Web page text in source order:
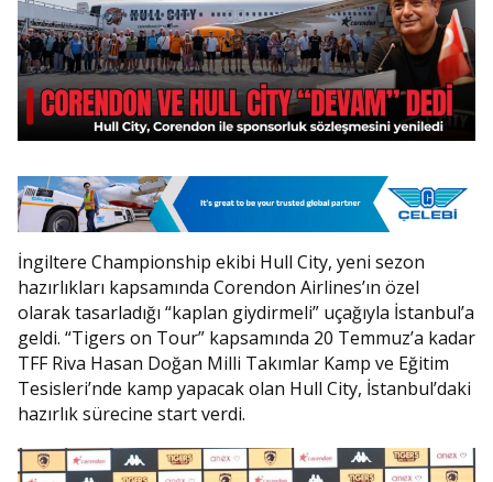
İngiltere Championship ekibi Hull City, yeni sezon
hazırlıkları kapsamında Corendon Airlines’ın özel
olarak tasarladığı “kaplan giydirmeli” uçağıyla İstanbul’a
geldi. “Tigers on Tour” kapsamında 20 Temmuz’a kadar
TFF Riva Hasan Doğan Milli Takımlar Kamp ve Eğitim
Tesisleri’nde kamp yapacak olan Hull City, İstanbul’daki
hazırlık sürecine start verdi.